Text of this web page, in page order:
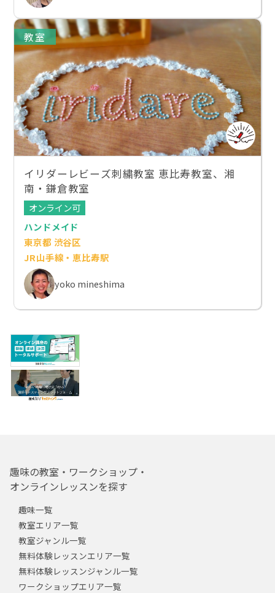
教室
イリダーレビーズ刺繍教室 恵比寿教室、湘
南・鎌倉教室
オンライン可
ハンドメイド
東京都 渋谷区
JR山手線・恵比寿駅
yoko mineshima
趣味の教室・ワークショップ・
オンラインレッスンを探す
趣味一覧
教室エリア一覧
教室ジャンル一覧
無料体験レッスンエリア一覧
無料体験レッスンジャンル一覧
ワークショップエリア一覧